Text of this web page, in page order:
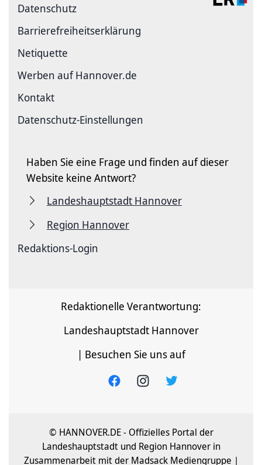
Datenschutz
Barriere­freiheits­erklärung
Netiquette
Werben auf Hannover.de
Kontakt
Datenschutz-Einstellungen
Haben Sie eine Frage und finden auf dieser
Website keine Antwort?
Landeshauptstadt Hannover
Region Hannover
Redaktions-Login
Redaktionelle Verantwortung:
Landeshauptstadt Hannover
| Besuchen Sie uns auf
© HANNOVER.DE - Offizielles Portal der
Landeshauptstadt und Region Hannover in
Zusammenarbeit mit der Madsack Mediengruppe |